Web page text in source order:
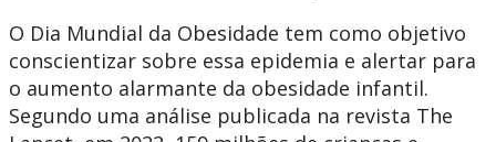
O Dia Mundial da Obesidade tem como objetivo
conscientizar sobre essa epidemia e alertar para
o aumento alarmante da obesidade infantil.
Segundo uma análise publicada na revista The